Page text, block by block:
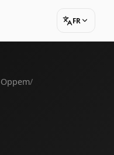
FR
/